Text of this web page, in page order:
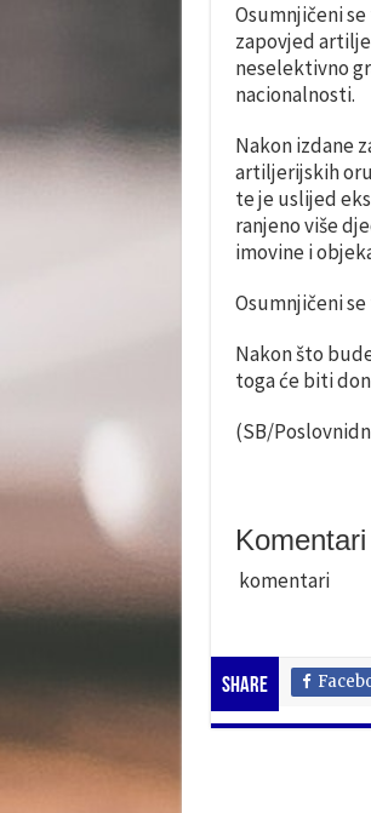
Osumnjičeni
zapovjed
neselektivno
nacionalnosti.
Nakon izdane
artiljerijskih
te je uslijed
ranjeno više
imovine i
Osumnjičeni
Nakon što
toga će biti
(SB/
Komentari
komentari
Share